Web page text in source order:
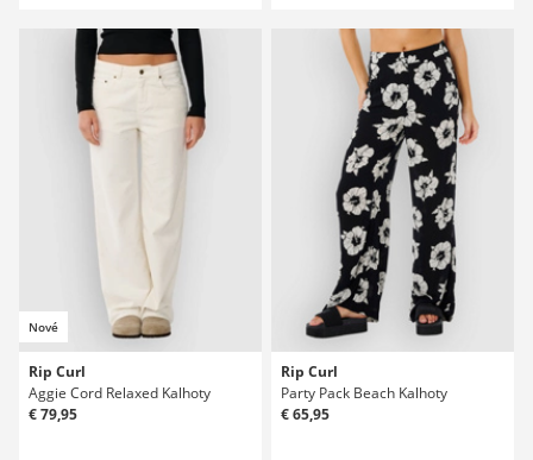
Nové
Rip Curl
Aggie Cord Relaxed Kalhoty
€ 79,95
Rip Curl
Party Pack Beach Kalhoty
€ 65,95